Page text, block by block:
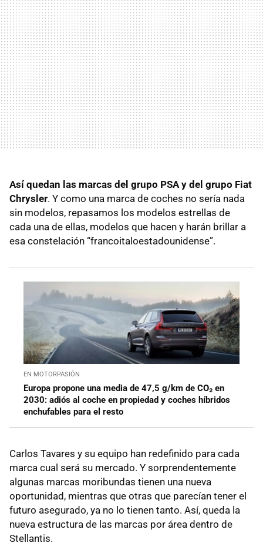
Así quedan las marcas del grupo PSA y del grupo Fiat
Chrysler. Y como una marca de coches no sería nada
sin modelos, repasamos los modelos estrellas de
cada una de ellas, modelos que hacen y harán brillar a
esa constelación “francoitaloestadounidense”.
EN MOTORPASIÓN
Europa propone una media de 47,5 g/km de CO₂ en
2030: adiós al coche en propiedad y coches híbridos
enchufables para el resto
Carlos Tavares y su equipo han redefinido para cada
marca cual será su mercado. Y sorprendentemente
algunas marcas moribundas tienen una nueva
oportunidad, mientras que otras que parecían tener el
futuro asegurado, ya no lo tienen tanto. Así, queda la
nueva estructura de las marcas por área dentro de
Stellantis.